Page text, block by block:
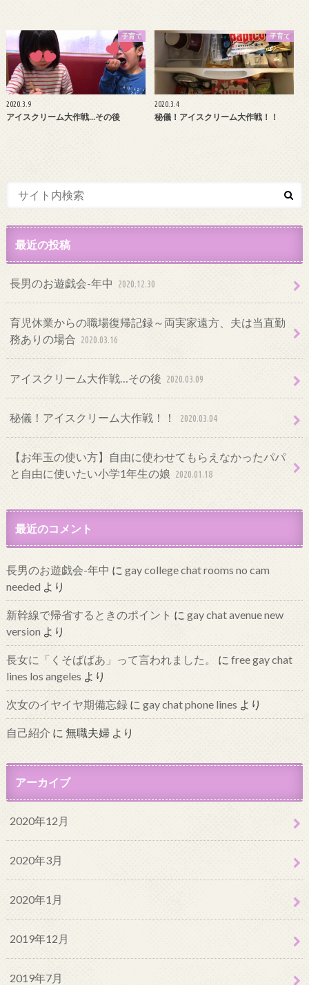
子育て
2020.3.9
アイスクリーム大作戦…その後
子育て
2020.3.4
秘儀！アイスクリーム大作戦！！
最近の投稿
長男のお遊戯会-年中 2020.12.30
育児休業からの職場復帰記録～両実家遠方、夫は当直勤
務ありの場合 2020.03.16
アイスクリーム大作戦…その後 2020.03.09
秘儀！アイスクリーム大作戦！！ 2020.03.04
【お年玉の使い方】自由に使わせてもらえなかったパパ
と自由に使いたい小学1年生の娘 2020.01.18
最近のコメント
長男のお遊戯会-年中 に gay college chat rooms no cam
neededより
新幹線で帰省するときのポイント に gay chat avenue new
versionより
長女に「くそばばあ」って言われました。 に free gay chat
lines los angeles より
次女のイヤイヤ期備忘録に gay chat phone lines より
自己紹介 に 無職夫婦より
アーカイブ
2020年12月
2020年3月
2020年1月
2019年12月
2019年7月